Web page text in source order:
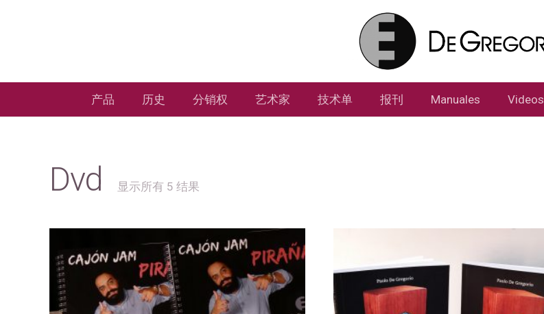
产品 历史 分销权 艺术家 技术单 报刊 Manuales Videos
Dvd 显示所有 5 结果